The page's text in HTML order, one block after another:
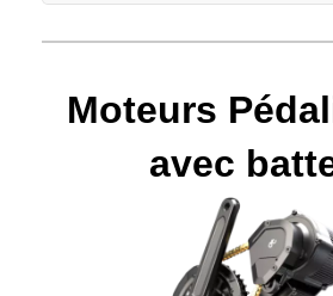
Moteurs
avec